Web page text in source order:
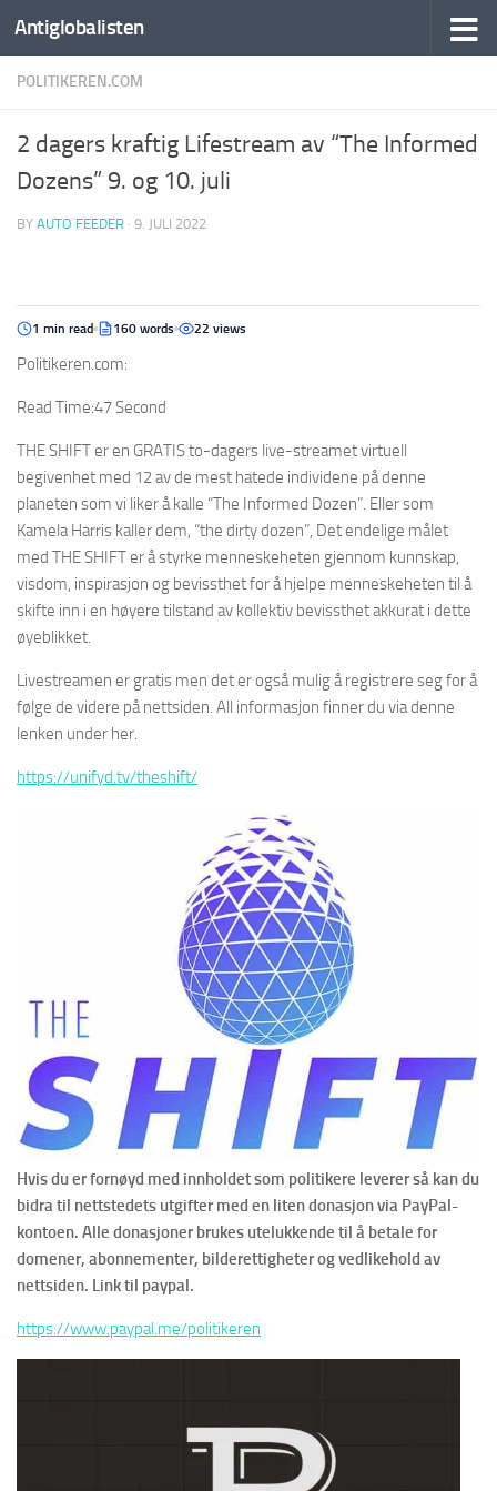
Antiglobalisten
POLITIKEREN.COM
2 dagers kraftig Lifestream av “The Informed
Dozens” 9. og 10. juli
BY AUTO FEEDER · 9. JULI 2022
1 min read 160 words 22 views
Politikeren.com:
Read Time:47 Second
THE SHIFT er en GRATIS to-dagers live-streamet virtuell
begivenhet med 12 av de mest hatede individene på denne
planeten som vi liker å kalle “The Informed Dozen”. Eller som
Kamela Harris kaller dem, “the dirty dozen”, Det endelige målet
med THE SHIFT er å styrke menneskeheten gjennom kunnskap,
visdom, inspirasjon og bevissthet for å hjelpe menneskeheten til å
skifte inn i en høyere tilstand av kollektiv bevissthet akkurat i dette
øyeblikket.
Livestreamen er gratis men det er også mulig å registrere seg for å
følge de videre på nettsiden. All informasjon finner du via denne
lenken under her.
https://unifyd.tv/theshift/
Hvis du er fornøyd med innholdet som politikere leverer så kan du
bidra til nettstedets utgifter med en liten donasjon via PayPal-
kontoen. Alle donasjoner brukes utelukkende til å betale for
domener, abonnementer, bilderettigheter og vedlikehold av
nettsiden. Link til paypal.
https://www.paypal.me/politikeren